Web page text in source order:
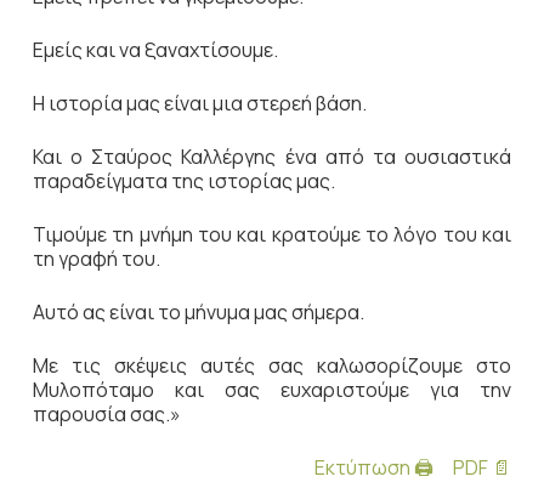
Εμείς και να ξαναχτίσουμε.
Η ιστορία μας είναι μια στερεή βάση.
Και ο Σταύρος Καλλέργης ένα από τα ουσιαστικά
παραδείγματα της ιστορίας μας.
Τιμούμε τη μνήμη του και κρατούμε το λόγο του και
τη γραφή του.
Αυτό ας είναι το μήνυμα μας σήμερα.
Με τις σκέψεις αυτές σας καλωσορίζουμε στο
Μυλοπόταμο και σας ευχαριστούμε για την
παρουσία σας.»
Εκτύπωση 🖨
PDF 📄